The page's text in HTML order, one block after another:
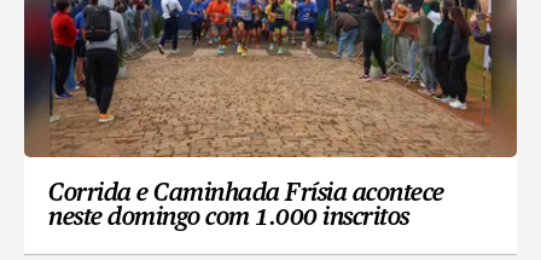
Corrida e Caminhada Frísia acontece
neste domingo com 1.000 inscritos